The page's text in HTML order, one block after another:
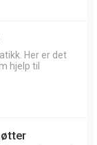
Her er det
hjelp til